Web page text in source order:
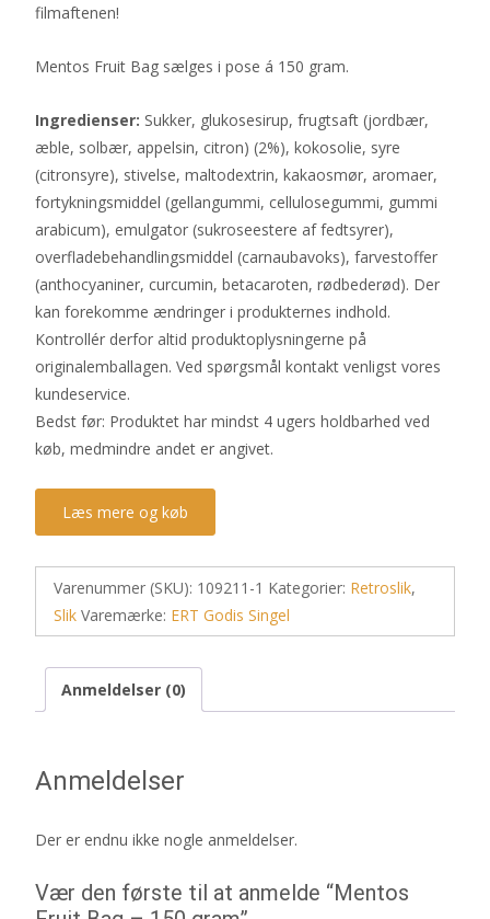
filmaftenen!
Mentos Fruit Bag sælges i pose á 150 gram.
Ingredienser: Sukker, glukosesirup, frugtsaft (jordbær,
æble, solbær, appelsin, citron) (2%), kokosolie, syre
(citronsyre), stivelse, maltodextrin, kakaosmør, aromaer,
fortykningsmiddel (gellangummi, cellulosegummi, gummi
arabicum), emulgator (sukroseestere af fedtsyrer),
overfladebehandlingsmiddel (carnaubavoks), farvestoffer
(anthocyaniner, curcumin, betacaroten, rødbederød). Der
kan forekomme ændringer i produkternes indhold.
Kontrollér derfor altid produktoplysningerne på
originalemballagen. Ved spørgsmål kontakt venligst vores
kundeservice.
Bedst før: Produktet har mindst 4 ugers holdbarhed ved
køb, medmindre andet er angivet.
Læs mere og køb
Varenummer (SKU): 109211-1 Kategorier: Retroslik,
Slik Varemærke: ERT Godis Singel
Anmeldelser (0)
Anmeldelser
Der er endnu ikke nogle anmeldelser.
Vær den første til at anmelde “Mentos